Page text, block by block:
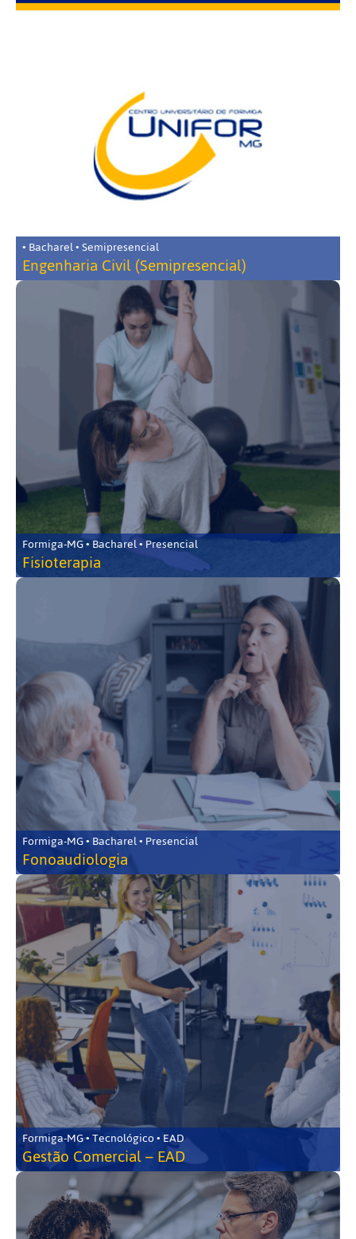
• Bacharel • Semipresencial
Engenharia Civil (Semipresencial)
Formiga-MG • Bacharel • Presencial
Fisioterapia
Formiga-MG • Bacharel • Presencial
Fonoaudiologia
Formiga-MG • Tecnológico • EAD
Gestão Comercial – EAD